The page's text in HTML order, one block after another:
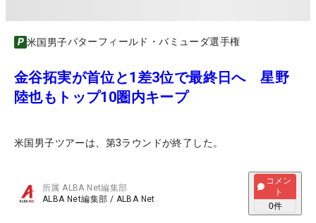
米国男子バターフィールド・バミューダ選手権
金谷拓実が首位と1差3位で最終日へ 星野
陸也もトップ10圏内キープ
米国男子ツアーは、第3ラウンドが終了した。
所属ALBA Net編集部
ALBA Net編集部 / ALBA Net
コメン
ト
0件